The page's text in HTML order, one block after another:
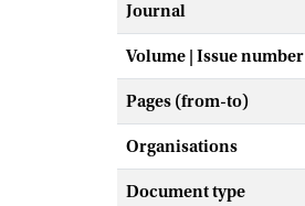
Journal
Volume | Issue number
Pages (from-to)
Organisations
Document type